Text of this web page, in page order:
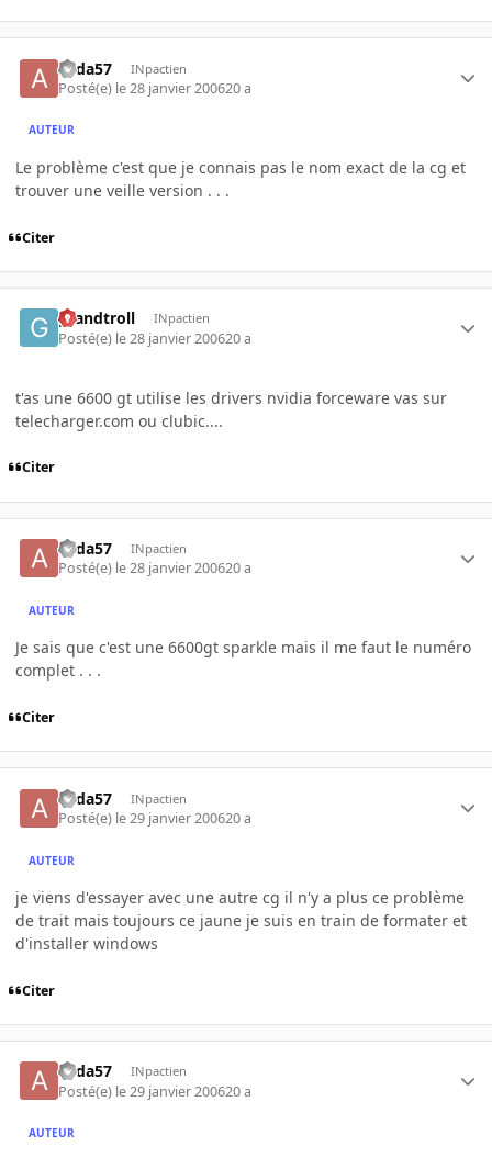
alida57 INpactien
Posté(e) le 28 janvier 200620 a
AUTEUR
Le problème c'est que je connais pas le nom exact de la cg et
trouver une veille version . . .
Citer
grandtroll INpactien
Posté(e) le 28 janvier 200620 a
t'as une 6600 gt utilise les drivers nvidia forceware vas sur
telecharger.com ou clubic....
Citer
alida57 INpactien
Posté(e) le 28 janvier 200620 a
AUTEUR
Je sais que c'est une 6600gt sparkle mais il me faut le numéro
complet . . .
Citer
alida57 INpactien
Posté(e) le 29 janvier 200620 a
AUTEUR
je viens d'essayer avec une autre cg il n'y a plus ce problème
de trait mais toujours ce jaune je suis en train de formater et
d'installer windows
Citer
alida57 INpactien
Posté(e) le 29 janvier 200620 a
AUTEUR